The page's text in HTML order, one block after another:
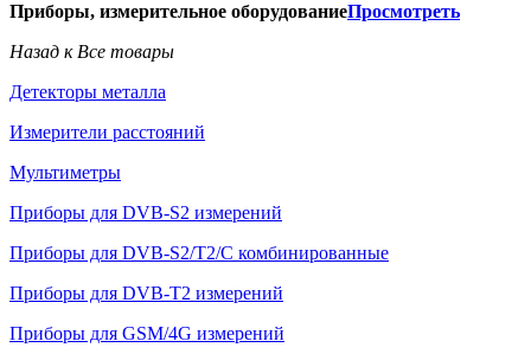
Приборы, измерительное оборудованиеПросмотреть
Назад к Все товары
Детекторы металла
Измерители расстояний
Мультиметры
Приборы для DVB-S2 измерений
Приборы для DVB-S2/T2/C комбинированные
Приборы для DVB-T2 измерений
Приборы для GSM/4G измерений